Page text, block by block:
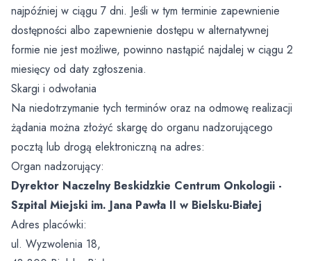
Dobry Posiłek
najpóźniej w ciągu 7 dni. Jeśli w tym terminie zapewnienie
dostępności albo zapewnienie dostępu w alternatywnej
formie nie jest możliwe, powinno nastąpić najdalej w ciągu 2
miesięcy od daty zgłoszenia.
Skargi i odwołania
Na niedotrzymanie tych terminów oraz na odmowę realizacji
żądania można złożyć skargę do organu nadzorującego
pocztą lub drogą elektroniczną na adres:
Organ nadzorujący:
Dyrektor Naczelny Beskidzkie Centrum Onkologii -
Szpital Miejski im. Jana Pawła II w Bielsku-Białej
Adres placówki:
ul. Wyzwolenia 18,